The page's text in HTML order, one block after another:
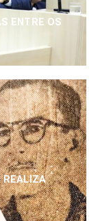
ENTRE OS
REALIZA